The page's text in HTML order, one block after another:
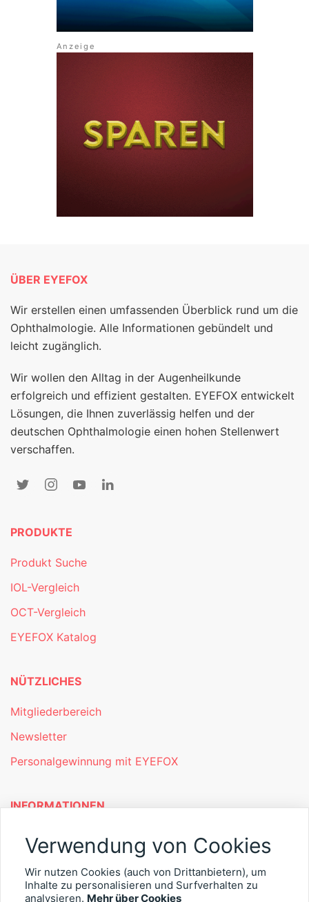
ÜBER EYEFOX
Wir erstellen einen umfassenden Überblick rund um die
Ophthalmologie. Alle Informationen gebündelt und
leicht zugänglich.
Wir wollen den Alltag in der Augenheilkunde
erfolgreich und effizient gestalten. EYEFOX entwickelt
Lösungen, die Ihnen zuverlässig helfen und der
deutschen Ophthalmologie einen hohen Stellenwert
verschaffen.
PRODUKTE
Produkt Suche
IOL-Vergleich
OCT-Vergleich
EYEFOX Katalog
NÜTZLICHES
Mitgliederbereich
Newsletter
Personalgewinnung mit EYEFOX
INFORMATIONEN
Was ist EYEFOX – Ihre Möglichkeiten
Kontakt
Verwendung von Cookies
Wir nutzen Cookies (auch von Drittanbietern), um
Inhalte zu personalisieren und Surfverhalten zu
analysieren. Mehr über Cookies